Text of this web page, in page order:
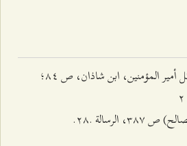
راجع: الروضة في فضائل أمیر المؤمنین، ابن شاذان، ص ٨٤؛
الرسالة .٢٨.